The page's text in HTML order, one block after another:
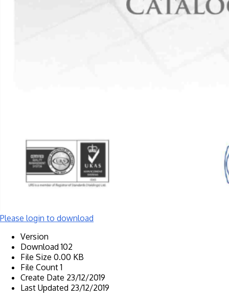
Please login to download
Version
Download102
File Size 0.00 KB
File Count1
Create Date 23/12/2019
Last Updated 23/12/2019